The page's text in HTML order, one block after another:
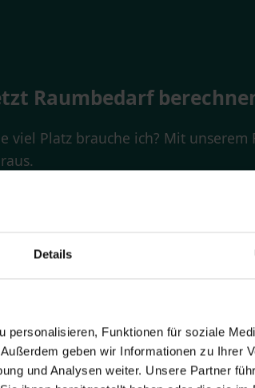
Details
personalisieren, Funktionen für soziale
geben wir Informationen zu Ihrer
und Analysen weiter. Unsere Partner
Raumbedarf
viel Platz brauche ich? Mit